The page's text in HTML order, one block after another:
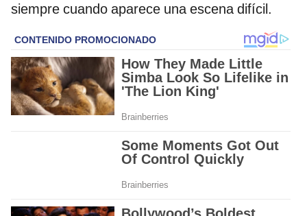
siempre cuando aparece una escena difícil.